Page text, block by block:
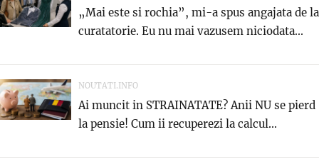
„Mai este si rochia”, mi-a spus angajata de la
curatatorie. Eu nu mai vazusem niciodata...
NOUTATI.INFO
Ai muncit in STRAINATATE? Anii NU se pierd
la pensie! Cum ii recuperezi la calcul...